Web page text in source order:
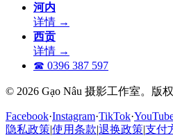
河内
详情 →
西贡
详情 →
☎ 0396 387 597
© 2026 Gạo Nâu 摄影工作室。版权
Facebook·Instagram·TikTok·
隐私政策|使用条款|退换政策|支付